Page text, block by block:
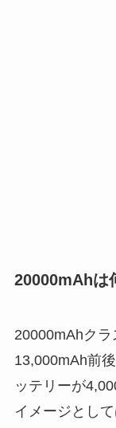
20000mAhは
20000mAhク
13,000mAh前
ッテリーが
イメージとし